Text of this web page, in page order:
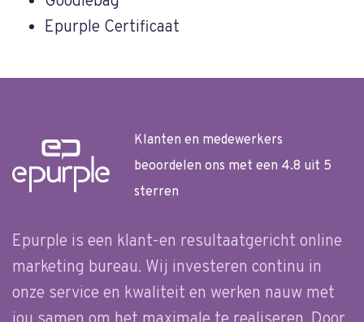
Epurple Certificaat
Klanten en medewerkers
beoordelen ons met een 4.8 uit 5
sterren
Epurple is een klant-en resultaatgericht online
marketing bureau. Wij investeren continu in
onze service en kwaliteit en werken nauw met